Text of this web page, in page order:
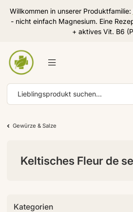
Willkommen in unserer Produktfamilie:
- nicht einfach Magnesium. Eine
+ aktives Vit. B6
Gewürze & Salze
Keltisches Fleur de
Kategorien